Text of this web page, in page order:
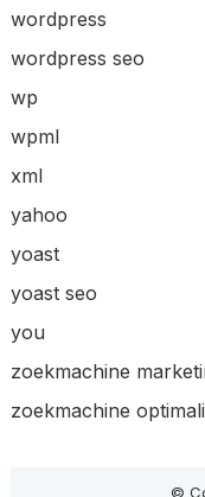
wordpress
wordpress seo
wp
wpml
xml
yahoo
yoast
yoast seo
you
zoekmachine
zoekmachine
©